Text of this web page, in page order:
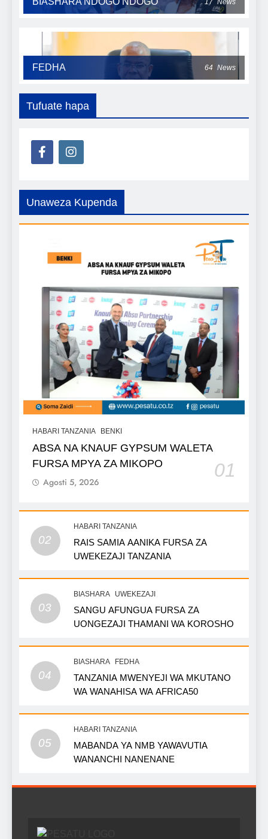
17 News
FEDHA 64 News
Tufuate hapa
Unaweza Kupenda
HABARI TANZANIA BENKI
ABSA NA KNAUF GYPSUM WALETA
FURSA MPYA ZA MIKOPO
01
Agosti 5, 2026
02
HABARI TANZANIA
RAIS SAMIA AANIKA FURSA ZA
UWEKEZAJI TANZANIA
03
BIASHARA UWEKEZAJI
SANGU AFUNGUA FURSA ZA
UONGEZAJI THAMANI WA KOROSHO
04
BIASHARA FEDHA
TANZANIA MWENYEJI WA MKUTANO
WA WANAHISA WA AFRICA50
05
HABARI TANZANIA
MABANDA YA NMB YAWAVUTIA
WANANCHI NANENANE